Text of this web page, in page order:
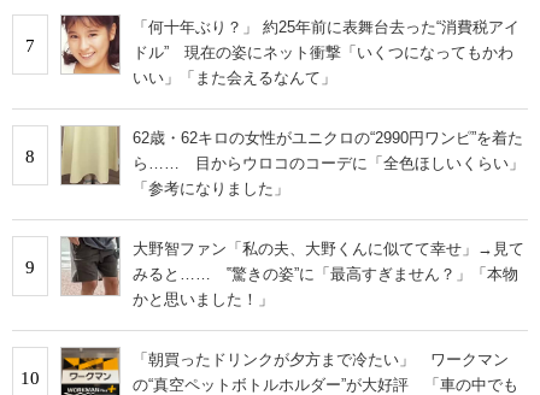
7
「何十年ぶり？」 約25年前に表舞台去った“消費税アイ
ドル” 現在の姿にネット衝撃「いくつになってもかわ
いい」「また会えるなんて」
8
62歳・62キロの女性がユニクロの“2990円ワンピ”を着た
ら…… 目からウロコのコーデに「全色ほしいくらい」
「参考になりました」
9
大野智ファン「私の夫、大野くんに似てて幸せ」→見て
みると…… ‟驚きの姿”に「最高すぎません？」「本物
かと思いました！」
10
「朝買ったドリンクが夕方まで冷たい」 ワークマン
の“真空ペットボトルホルダー”が大好評 「車の中でも